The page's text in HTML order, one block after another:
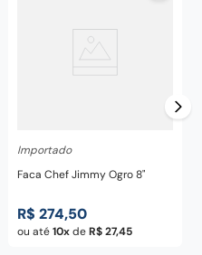
Importado
Faca Chef Jimmy Ogro 8"
R$ 274,50
ou até10 deR$27,45